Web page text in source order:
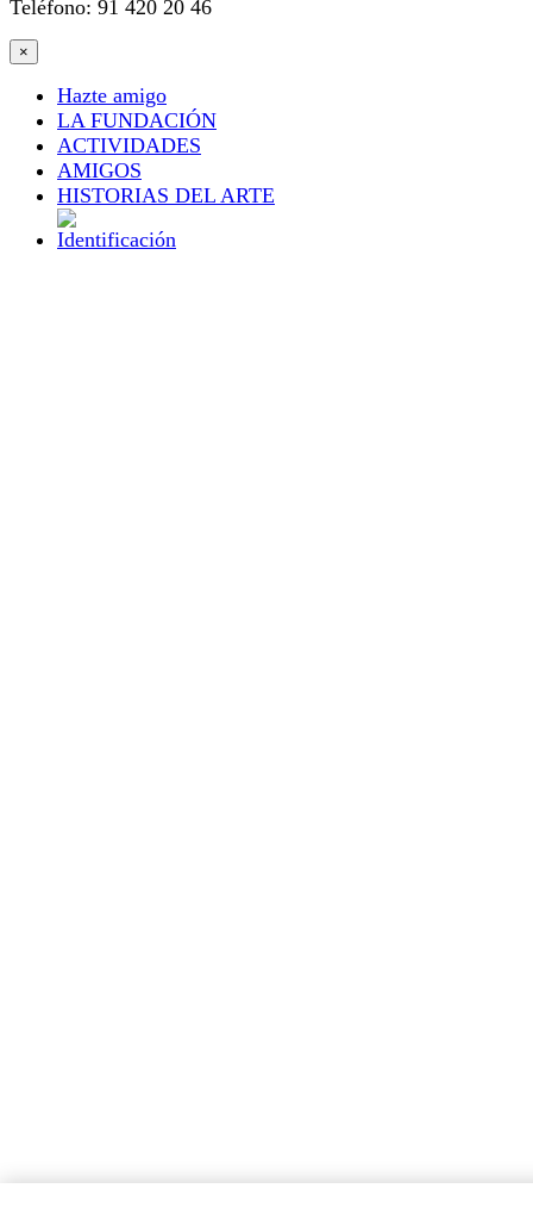
Teléfono: 91 420 20 46
×
Hazte amigo
LA FUNDACIÓN
ACTIVIDADES
AMIGOS
HISTORIAS DEL ARTE